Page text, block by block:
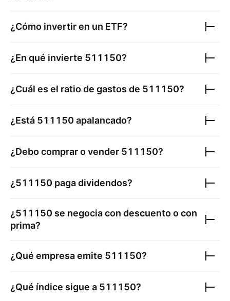
¿Cómo invertir en un ETF?
¿En qué invierte 511150?
¿Cuál es el ratio de gastos de 511150?
¿Está 511150 apalancado?
¿Debo comprar o vender 511150?
¿511150 paga dividendos?
¿511150 se negocia con descuento o con
prima?
¿Qué empresa emite 511150?
¿Qué índice sigue a 511150?